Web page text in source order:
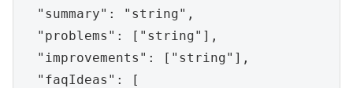
  "summary": "string",
  "problems": ["string"],
  "improvements": ["string"],
  "faqIdeas": [